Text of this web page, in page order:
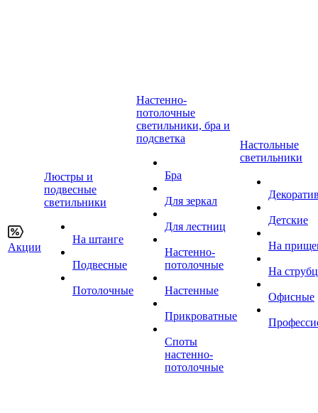
Акции
Люстры и
подвесные
светильники
На штанге
Подвесные
Потолочные
Настенно-
потолочные
светильники, бра и
подсветка
Бра
Для зеркал
Для лестниц
Настенно-
потолочные
Настенные
Прикроватные
Споты
настенно-
потолочные
Настольные
светильники
Детские
На
На
Офисные